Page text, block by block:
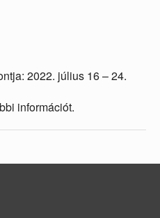
2022. július 16 – 24.
információt.